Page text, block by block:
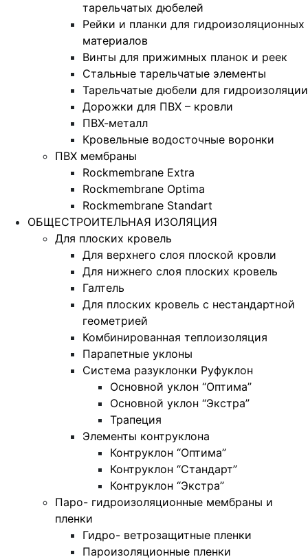
тарельчатых дюбелей
Рейки и планки для гидроизоляционных
материалов
Винты для прижимных планок и реек
Стальные тарельчатые элементы
Тарельчатые дюбели для гидроизоляции
Дорожки для ПВХ – кровли
ПВХ-металл
Кровельные водосточные воронки
ПВХ мембраны
Rockmembrane Extra
Rockmembrane Optima
Rockmembrane Standart
ОБЩЕСТРОИТЕЛЬНАЯ ИЗОЛЯЦИЯ
Для плоских кровель
Для верхнего слоя плоской кровли
Для нижнего слоя плоских кровель
Галтель
Для плоских кровель с нестандартной
геометрией
Комбинированная теплоизоляция
Парапетные уклоны
Система разуклонки Руфуклон
Основной уклон “Оптима”
Основной уклон “Экстра”
Трапеция
Элементы контруклона
Контруклон “Оптима”
Контруклон “Стандарт”
Контруклон “Экстра”
Паро- гидроизоляционные мембраны и
пленки
Гидро- ветрозащитные пленки
Пароизоляционные пленки